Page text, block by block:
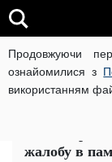
Продовжуючи
ознайомилися з
використанням
ВІЙНА
Від
жалобу в